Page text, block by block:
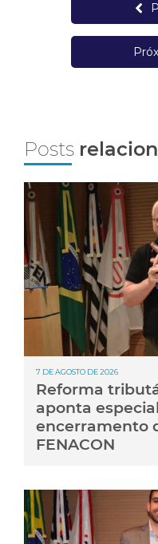
Posts
7 DE AGOSTO DE 2026
Reforma
aponta
encerramento
FENACON